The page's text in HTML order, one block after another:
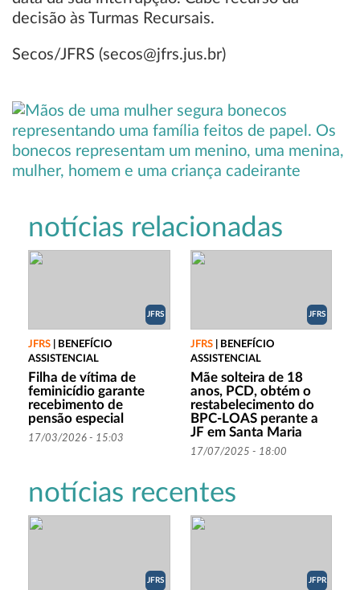
decisão às Turmas Recursais.
Secos/JFRS (secos@jfrs.jus.br)
notícias relacionadas
JFRS
JFRS
BENEFÍCIO
ASSISTENCIAL
Filha de vítima de
feminicídio garante
recebimento de
pensão especial
17/03/2026 - 15:03
JFRS
JFRS|
BENEFÍCIO
ASSISTENCIAL
Mãe solteira de 18
anos, PCD, obtém o
restabelecimento do
BPC-LOAS perante a
JF em Santa Maria
17/07/2025 - 18:00
notícias recentes
JFRS JFPR